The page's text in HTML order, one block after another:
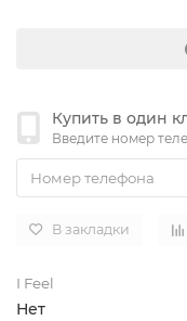
Купить в один
Введите номер
В закладки
I Feel
Нет